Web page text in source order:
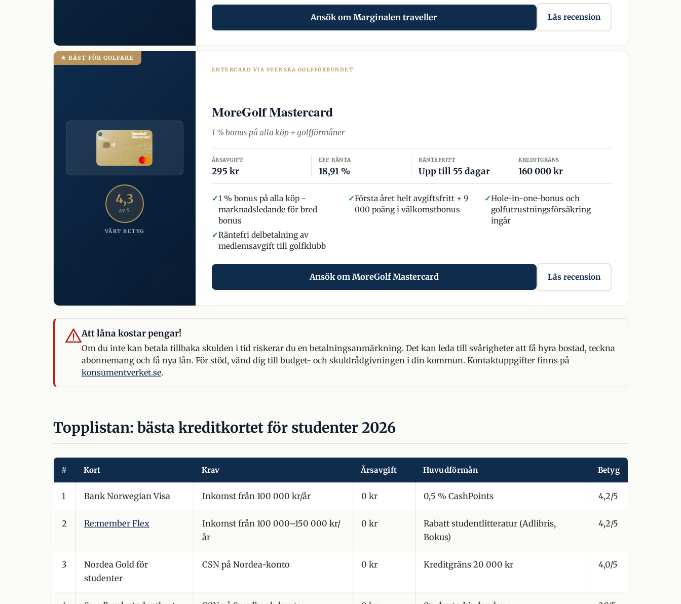
Ansök om Marginalen traveller Läs recension
★ BÄST FÖR GOLFARE
4,3
av 5
VÅRT BETYG
ENTERCARD VIA SVENSKA GOLFFÖRBUNDET
MoreGolf Mastercard
1 % bonus på alla köp + golfförmåner
ÅRSAVGIFT
295 kr
EFF. RÄNTA
18,91 %
RÄNTEFRITT
Upp till 55 dagar
KREDITGRÄNS
160 000 kr
✓1 % bonus på alla köp -
marknadsledande för bred
bonus
✓Första året helt avgiftsfritt + 9
000 poäng i välkomstbonus
✓Hole-in-one-bonus och
golfutrustningsförsäkring
ingår
✓Räntefri delbetalning av
medlemsavgift till golfklubb
Ansök om MoreGolf Mastercard Läs recension
Att låna kostar pengar!
Om du inte kan betala tillbaka skulden i tid riskerar du en betalningsanmärkning. Det kan leda till svårigheter att få hyra bostad, teckna
abonnemang och få nya lån. För stöd, vänd dig till budget- och skuldrådgivningen i din kommun. Kontaktuppgifter finns på
konsumentverket.se.
Topplistan: bästa kreditkortet för studenter 2026
# Kort Krav Årsavgift Huvudförmån Betyg
1 Bank Norwegian Visa Inkomst från 100 000 kr/år 0 kr 0,5 % CashPoints 4,2/5
2 Re:member Flex
Inkomst från 100 000–150 000 kr/
år
0 kr
Rabatt studentlitteratur (Adlibris,
Bokus)
4,2/5
3
Nordea Gold för
studenter
CSN på Nordea-konto 0 kr Kreditgräns 20 000 kr 4,0/5